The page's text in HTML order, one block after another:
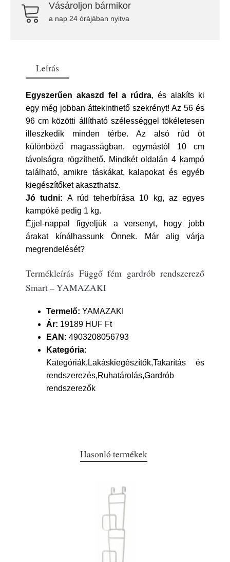
Vásároljon bármikor
a nap 24 órájában nyitva
Leírás
Egyszerűen akaszd fel a rúdra, és alakíts ki
egy még jobban áttekinthető szekrényt! Az 56 és
96 cm közötti állítható szélességgel tökéletesen
illeszkedik minden térbe. Az alsó rúd öt
különböző magasságban, egymástól 10 cm
távolságra rögzíthető. Mindkét oldalán 4 kampó
található, amikre táskákat, kalapokat és egyéb
kiegészítőket akaszthatsz.
Jó tudni: A rúd teherbírása 10 kg, az egyes
kampóké pedig 1 kg.
Éjjel-nappal figyeljük a versenyt, hogy jobb
árakat kínálhassunk Önnek. Már alig várja
megrendelését?
Termékleírás Függő fém gardrób rendszerező
Smart – YAMAZAKI
Termelő: YAMAZAKI
Ár: 19189 HUF Ft
EAN: 4903208056793
Kategória:
Kategóriák,Lakáskiegészítők,Takarítás és
rendszerezés,Ruhatárolás,Gardrób
rendszerezők
Hasonló termékek